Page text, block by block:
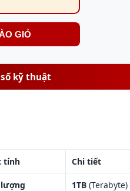
GIỎ
kỹ thuật
tính Chi tiết
1TB (Terabyte)